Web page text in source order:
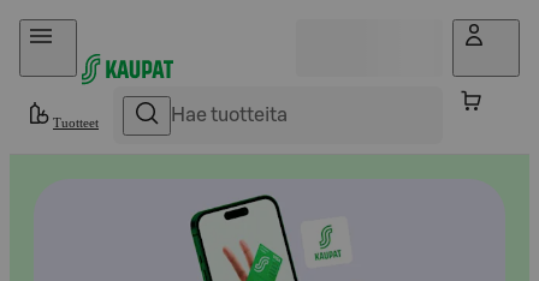
Hyppää sisältöön
Tuotteet